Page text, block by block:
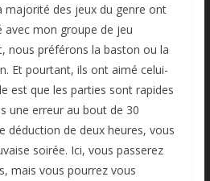
majorité des jeux du genre ont
mon groupe de jeu
nous préférons la baston ou la
Et pourtant, ils ont aimé celui-
est que les parties sont rapides
une erreur au bout de 30
déduction de deux heures, vous
soirée. Ici, vous passerez
mais vous pourrez vous